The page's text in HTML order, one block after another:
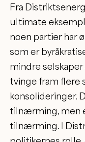
Fra
ultimate
noen partier har
som er
mindre
tvinge fram flere
konsolideringer.
tilnærming, men
tilnærming. I